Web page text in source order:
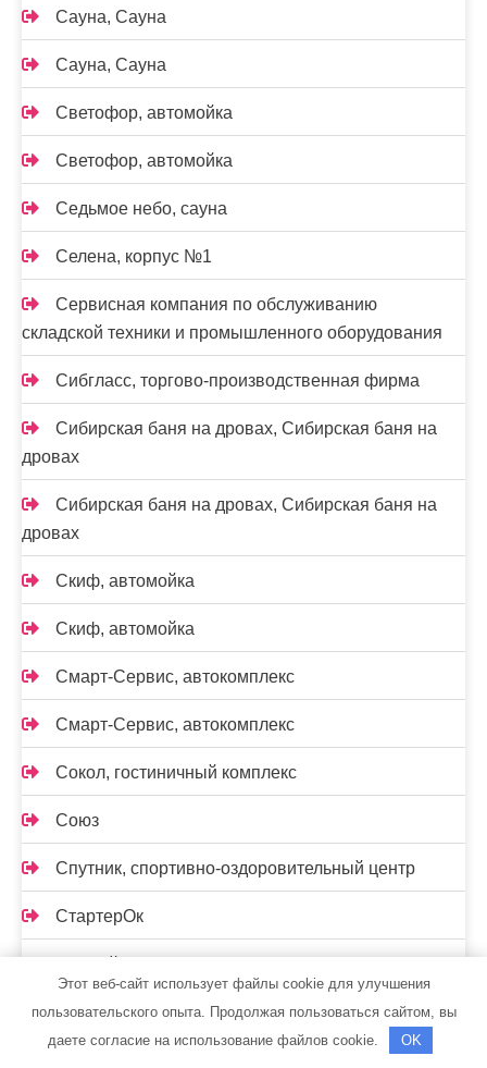
Сауна, Сауна
Сауна, Сауна
Светофор, автомойка
Светофор, автомойка
Седьмое небо, сауна
Селена, корпус №1
Сервисная компания по обслуживанию
складской техники и промышленного оборудования
Сибгласс, торгово-производственная фирма
Сибирская баня на дровах, Сибирская баня на
дровах
Сибирская баня на дровах, Сибирская баня на
дровах
Скиф, автомойка
Скиф, автомойка
Смарт-Сервис, автокомплекс
Смарт-Сервис, автокомплекс
Сокол, гостиничный комплекс
Союз
Спутник, спортивно-оздоровительный центр
СтартерОк
Старый немец
Этот веб-сайт использует файлы cookie для улучшения
пользовательского опыта. Продолжая пользоваться сайтом, вы
даете согласие на использование файлов cookie.
OK